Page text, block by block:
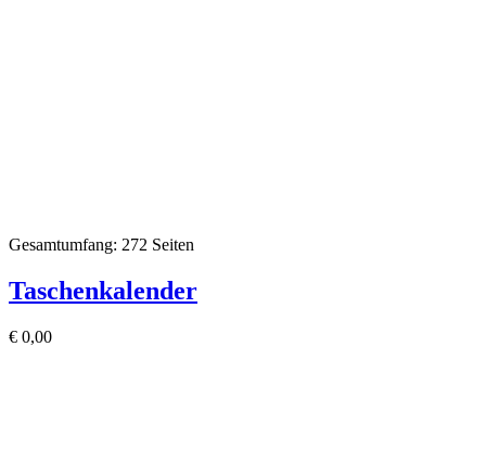
Gesamtumfang: 272 Seiten
Taschenkalender
€ 0,00